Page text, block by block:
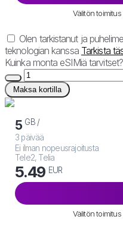
Välitön
Olen tarkistanut ja
teknologian kanssa Tarkista
Kuinka monta eSIMiä tarvitset?
Maksa kortilla
5 GB /
3 päivää
Ei ilman nopeusrajoitusta
Tele2, Telia
5.49 EUR
Välitön